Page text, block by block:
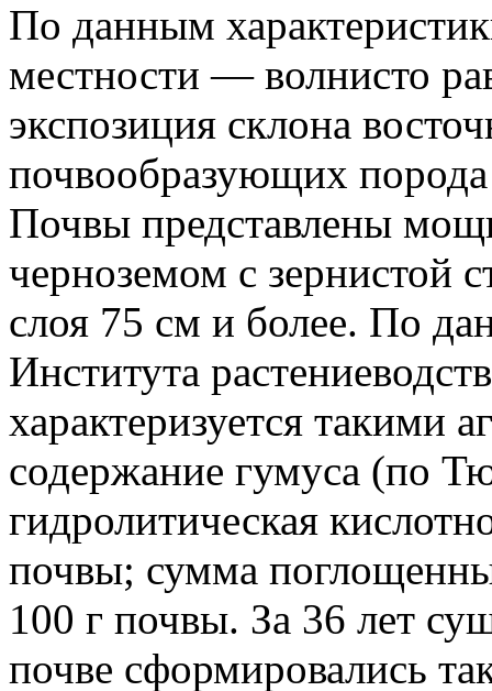
По данным
местности — волнисто
экспозиция склона
почвообразующих
Почвы представлены
черноземом с зернистой
слоя 75 см и более. По
Института
характеризуется такими
содержание гумуса
гидролитическая
почвы; сумма
100 г почвы. За 36 лет
почве сформировались